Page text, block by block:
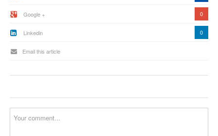
Google + 0
Linkedin 0
Email this article